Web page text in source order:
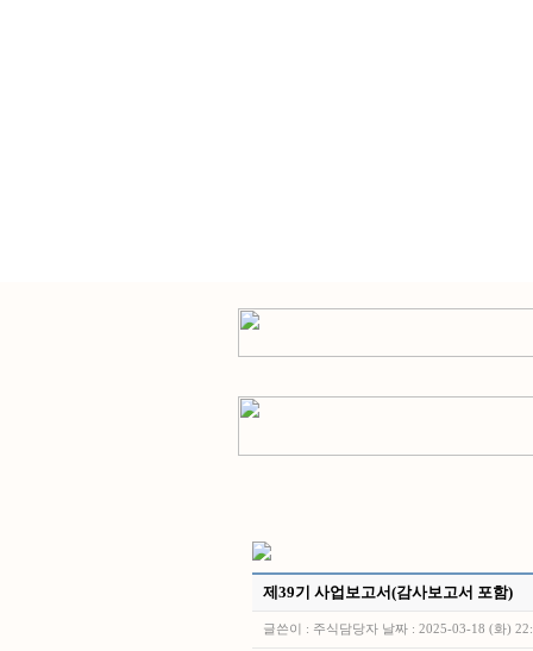
제39기 사업보고서(감사보고서 포함)
글쓴이 : 주식담당자 날짜 :2025-03-18 (화)